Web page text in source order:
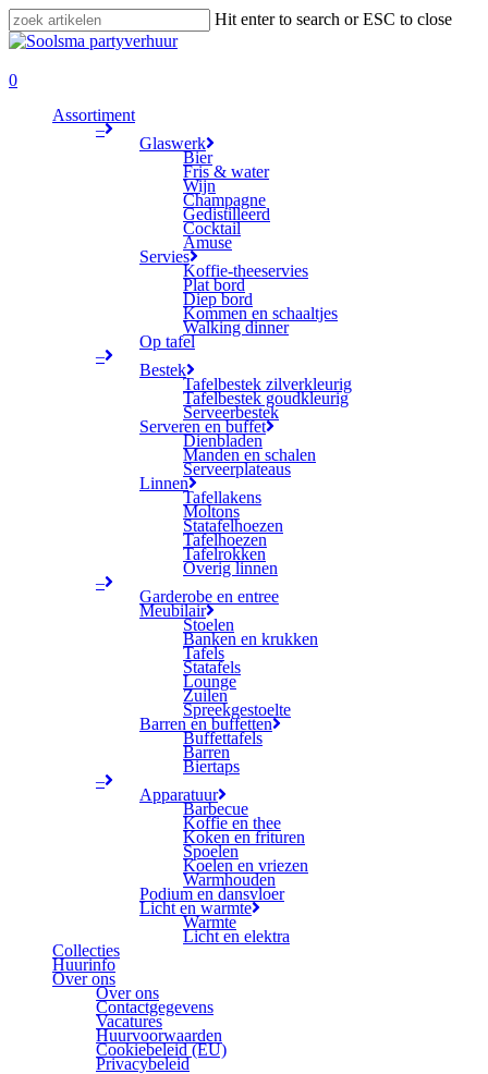
Skip
to
content
Hit enter to search or ESC to close
Close
0
Assortiment
–
Glaswerk
Bier
Fris & water
Wijn
Champagne
Gedistilleerd
Cocktail
Amuse
Servies
Koffie-theeservies
Plat bord
Diep bord
Kommen en schaaltjes
Walking dinner
Op tafel
–
Bestek
Tafelbestek zilverkleurig
Tafelbestek goudkleurig
Serveerbestek
Serveren en buffet
Dienbladen
Manden en schalen
Serveerplateaus
Linnen
Tafellakens
Moltons
Statafelhoezen
Tafelhoezen
Tafelrokken
Overig linnen
–
Garderobe en entree
Meubilair
Stoelen
Banken en krukken
Tafels
Statafels
Lounge
Zuilen
Spreekgestoelte
Barren en buffetten
Buffettafels
Barren
Biertaps
–
Apparatuur
Barbecue
Koffie en thee
Koken en frituren
Spoelen
Koelen en vriezen
Warmhouden
Podium en dansvloer
Licht en warmte
Warmte
Licht en elektra
Collecties
Huurinfo
Over ons
Over ons
Contactgegevens
Vacatures
Huurvoorwaarden
Cookiebeleid (EU)
Privacybeleid